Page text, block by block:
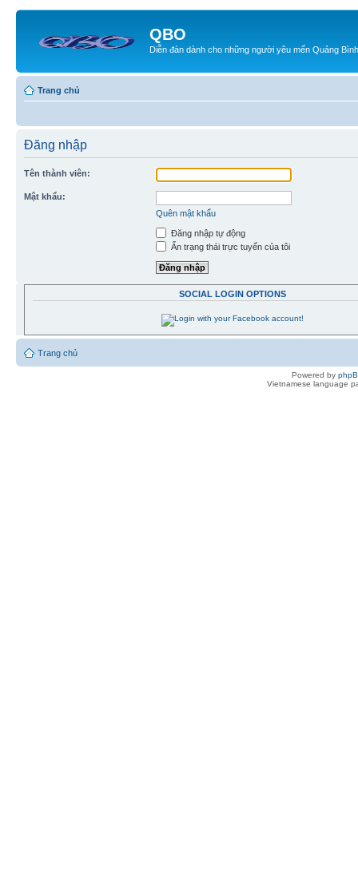
QBO
Diễn đàn dành cho những người yêu mến Quảng Bình
Trang chủ
Đăng nhập
Tên thành viên:
Mật khẩu:
Quên mật khẩu
Đăng nhập tự động
Ẩn trạng thái trực tuyến của tôi
SOCIAL LOGIN OPTIONS
Trang chủ
Powered by
Vietnamese language